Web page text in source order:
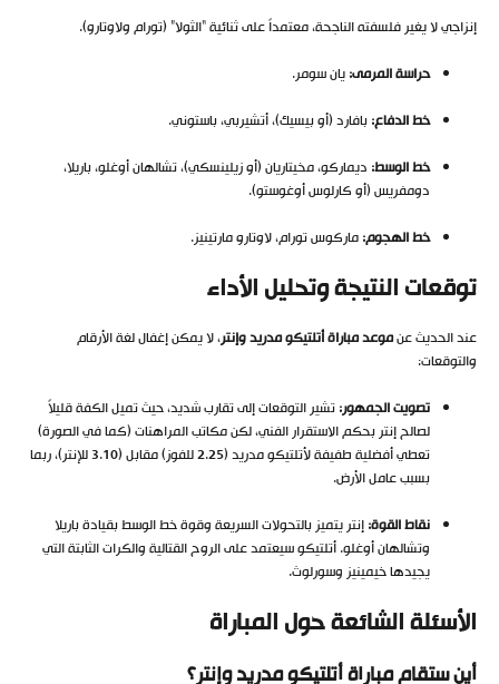
إنزاجي لا يغير فلسفته الناجحة، معتمداً على ثنائية “الثولا” (تورام ولاوتارو).
حراسة المرمى:يان سومر.
خط الدفاع:بافارد (أو بيسيك)، أتشيربي، باستوني.
خط الوسط: ديماركو، مخيتاريان (أو زيلينسكي)، تشالهان أوغلو، باريلا،
دومفريس (أو كارلوس أوغوستو).
خط الهجوم:ماركوس تورام، لاوتارو مارتينيز.
توقعات النتيجة وتحليل الأداء
عند الحديث عنموعد مباراة أتلتيكو مدريد وإنتر، لا يمكن إغفال لغة الأرقام
والتوقعات:
تصويت الجمهور:تشير التوقعات إلى تقارب شديد، حيث تميل الكفة قليلاً
لصالح إنتر بحكم الاستقرار الفني، لكن مكاتب المراهنات (كما في الصورة)
تعطي أفضلية طفيفة لأتلتيكو مدريد (2.25 للفوز) مقابل (3.10 للإنتر)، ربما
بسبب عامل الأرض.
نقاط القوة:إنتر يتميز بالتحولات السريعة وقوة خط الوسط بقيادة باريلا
وتشالهان أوغلو. أتلتيكو سيعتمد على الروح القتالية والكرات الثابتة التي
يجيدها خيمينيز وسورلوث.
الأسئلة الشائعة حول المباراة
أين ستقام مباراة أتلتيكو مدريد وإنتر؟